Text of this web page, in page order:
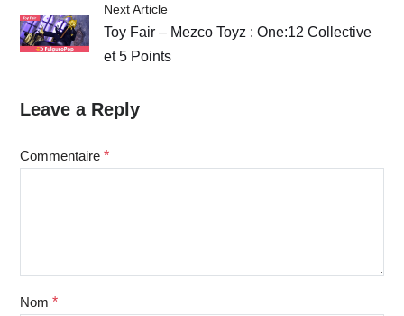
Next Article
Toy Fair – Mezco Toyz : One:12 Collective
et 5 Points
Leave a Reply
Commentaire *
Nom *